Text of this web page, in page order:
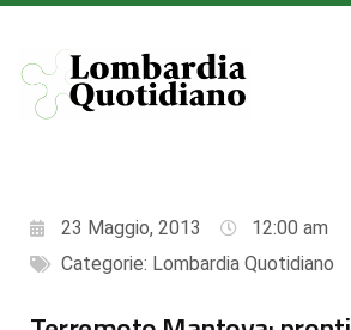
23 Maggio, 2013
12:00 am
Categorie: Lombardia Quotidiano